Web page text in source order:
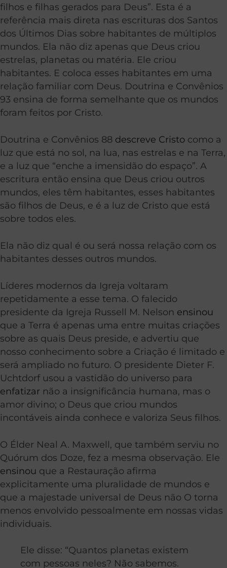
filhos e filhas gerados para Deus”. Esta é a
referência mais direta nas escrituras dos Santos
dos Últimos Dias sobre habitantes de múltiplos
mundos. Ela não diz apenas que Deus criou
estrelas, planetas ou matéria. Ele criou
habitantes. E coloca esses habitantes em uma
relação familiar com Deus. Doutrina e Convênios
93 ensina de forma semelhante que os mundos
foram feitos por Cristo.
Doutrina e Convênios 88 descreve Cristo como a
luz que está no sol, na lua, nas estrelas e na Terra,
e a luz que “enche a imensidão do espaço”. A
escritura então ensina que Deus criou outros
mundos, eles têm habitantes, esses habitantes
são filhos de Deus, e é a luz de Cristo que está
sobre todos eles.
Ela não diz qual é ou será nossa relação com os
habitantes desses outros mundos.
Líderes modernos da Igreja voltaram
repetidamente a esse tema. O falecido
presidente da Igreja Russell M. Nelson ensinou
que a Terra é apenas uma entre muitas criações
sobre as quais Deus preside, e advertiu que
nosso conhecimento sobre a Criação é limitado e
será ampliado no futuro. O presidente Dieter F.
Uchtdorf usou a vastidão do universo para
enfatizar não a insignificância humana, mas o
amor divino; o Deus que criou mundos
incontáveis ainda conhece e valoriza Seus filhos.
O Élder Neal A. Maxwell, que também serviu no
Quórum dos Doze, fez a mesma observação. Ele
ensinou que a Restauração afirma
explicitamente uma pluralidade de mundos e
que a majestade universal de Deus não O torna
menos envolvido pessoalmente em nossas vidas
individuais.
Ele disse: “Quantos planetas existem
com pessoas neles? Não sabemos.